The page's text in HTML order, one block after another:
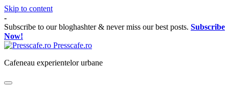
Skip to content
-
Subscribe to our bloghashter & never miss our best posts. Subscribe
Now!
Presscafe.ro
Cafeneau experientelor urbane